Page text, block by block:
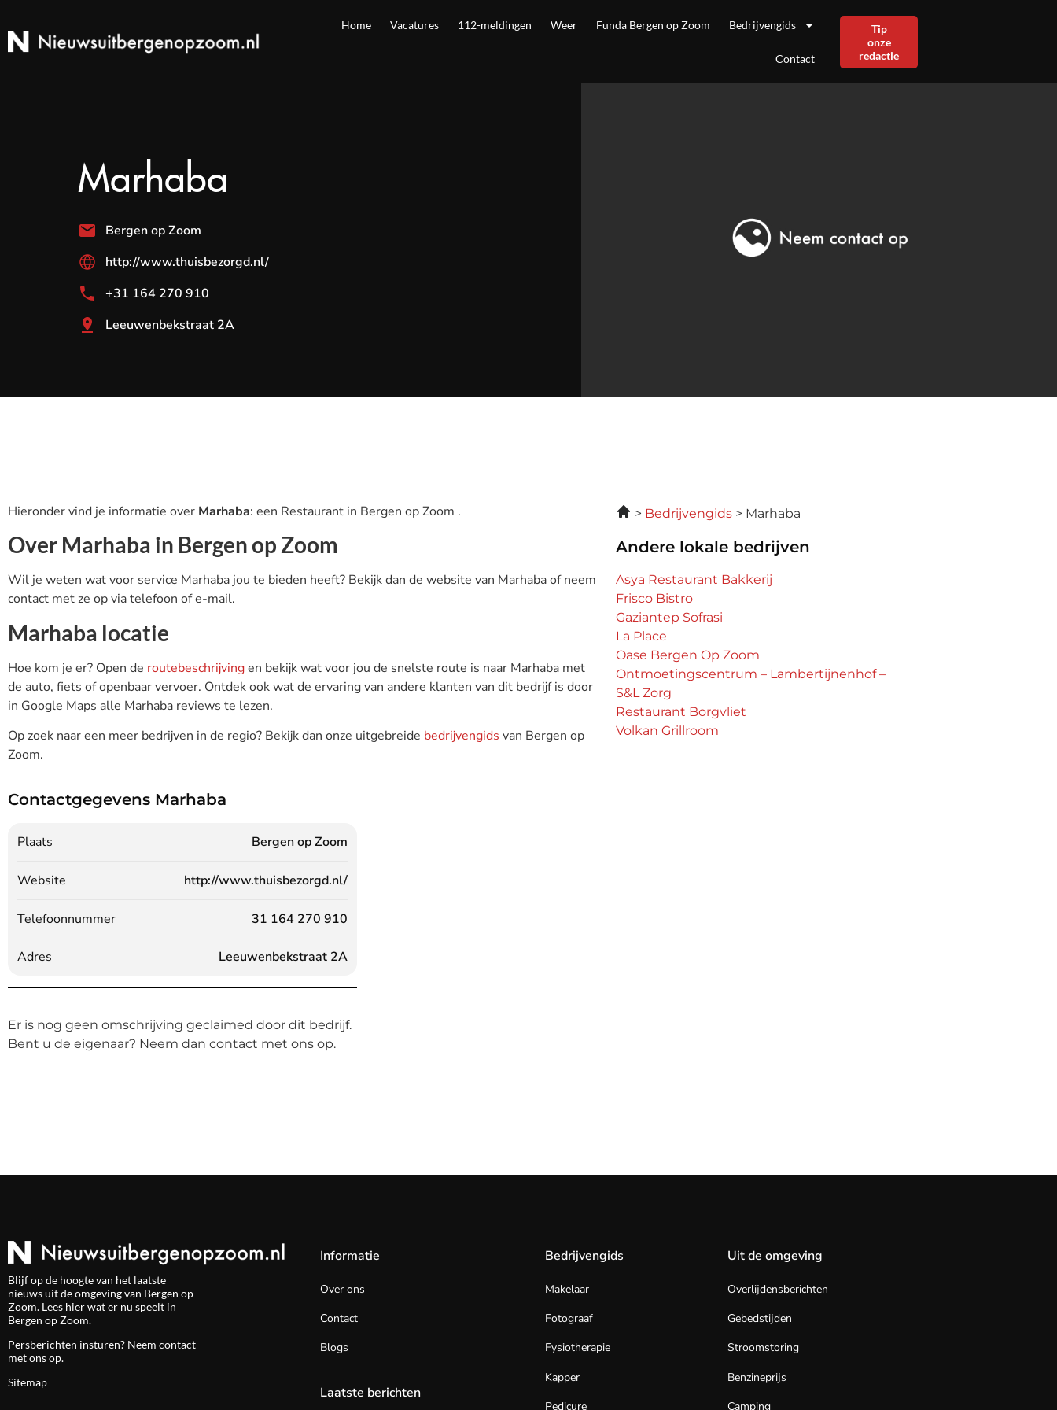
Home Vacatures 112-meldingen Weer Funda Bergen op Zoom Bedrijvengids
Contact
Tip
onze
redactie
Marhaba
Bergen op Zoom
http://www.thuisbezorgd.nl/
+31 164 270 910
Leeuwenbekstraat 2A
Hieronder vind je informatie over Marhaba: een Restaurant in Bergen op Zoom .
Over Marhaba in Bergen op Zoom
Wil je weten wat voor service Marhaba jou te bieden heeft? Bekijk dan de website van Marhaba of neem
contact met ze op via telefoon of e-mail.
Marhaba locatie
Hoe kom je er? Open de routebeschrijvingen bekijk wat voor jou de snelste route is naar Marhaba met
de auto, fiets of openbaar vervoer. Ontdek ook wat de ervaring van andere klanten van dit bedrijf is door
in Google Maps alle Marhaba reviews te lezen.
Op zoek naar een meer bedrijven in de regio? Bekijk dan onze uitgebreide bedrijvengids van Bergen op
Zoom.
Bedrijvengids Marhaba
Andere lokale bedrijven
Asya Restaurant Bakkerij
Frisco Bistro
Gaziantep Sofrasi
La Place
Oase Bergen Op Zoom
Ontmoetingscentrum – Lambertijnenhof –
S&L Zorg
Restaurant Borgvliet
Volkan Grillroom
Contactgegevens Marhaba
Plaats Bergen op Zoom
Website http://www.thuisbezorgd.nl/
Telefoonnummer 31 164 270 910
Adres Leeuwenbekstraat 2A
Er is nog geen omschrijving geclaimed door dit bedrijf.
Bent u de eigenaar? Neem dan contact met ons op.
Blijf op de hoogte van het laatste
nieuws uit de omgeving van Bergen op
Zoom. Lees hier wat er nu speelt in
Bergen op Zoom.
Persberichten insturen? Neem contact
met ons op.
Sitemap
Informatie
Over ons
Contact
Blogs
Laatste berichten
Bedrijvengids
Makelaar
Fotograaf
Fysiotherapie
Kapper
Pedicure
Uit de omgeving
Overlijdensberichten
Gebedstijden
Stroomstoring
Benzineprijs
Camping